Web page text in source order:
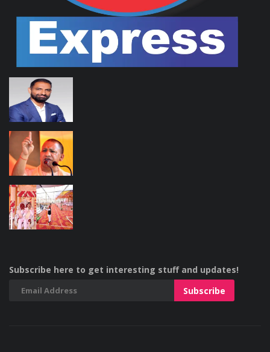
Subscribe here to get interesting stuff and updates!